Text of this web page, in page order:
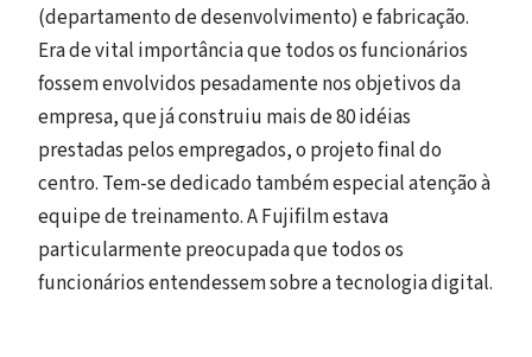
(departamento de desenvolvimento) e fabricação.
Era de vital importância que todos os funcionários
fossem envolvidos pesadamente nos objetivos da
empresa, que já construiu mais de 80 idéias
prestadas pelos empregados, o projeto final do
centro. Tem-se dedicado também especial atenção à
equipe de treinamento. A Fujifilm estava
particularmente preocupada que todos os
funcionários entendessem sobre a tecnologia digital.